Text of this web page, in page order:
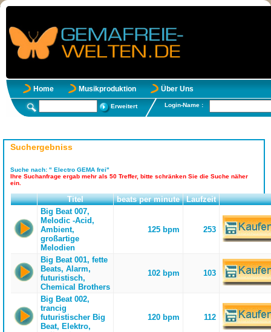
Home Musikproduktion Über Uns
Erweitert Login-Name :
Suchergebniss
Suche nach: " Electro GEMA frei"
Ihre Suchanfrage ergab mehr als 50 Treffer, bitte schränken Sie die Suche näher
ein.
Titel beats per minute
Laufzeit
Big Beat 007,
Melodic -Acid,
Ambient,
großartige
Melodien
125 bpm 253
Big Beat 001, fette
Beats, Alarm,
futuristisch,
Chemical Brothers
102 bpm 103
Big Beat 002,
trancig
futuristischer Big
Beat, Elektro,
120 bpm 112